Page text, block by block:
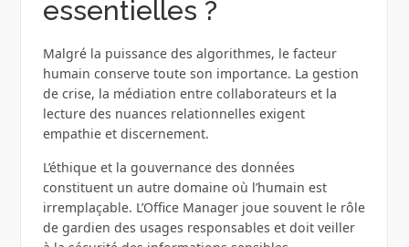
essentielles ?
Malgré la puissance des algorithmes, le facteur
humain conserve toute son importance. La gestion
de crise, la médiation entre collaborateurs et la
lecture des nuances relationnelles exigent
empathie et discernement.
L’éthique et la gouvernance des données
constituent un autre domaine où l’humain est
irremplaçable. L’Office Manager joue souvent le rôle
de gardien des usages responsables et doit veiller